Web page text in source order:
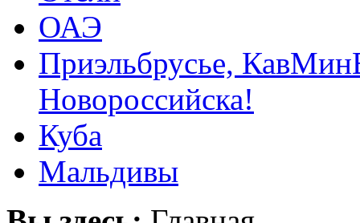
ОАЭ
Приэльбрусье,
Новороссийска!
Куба
Мальдивы